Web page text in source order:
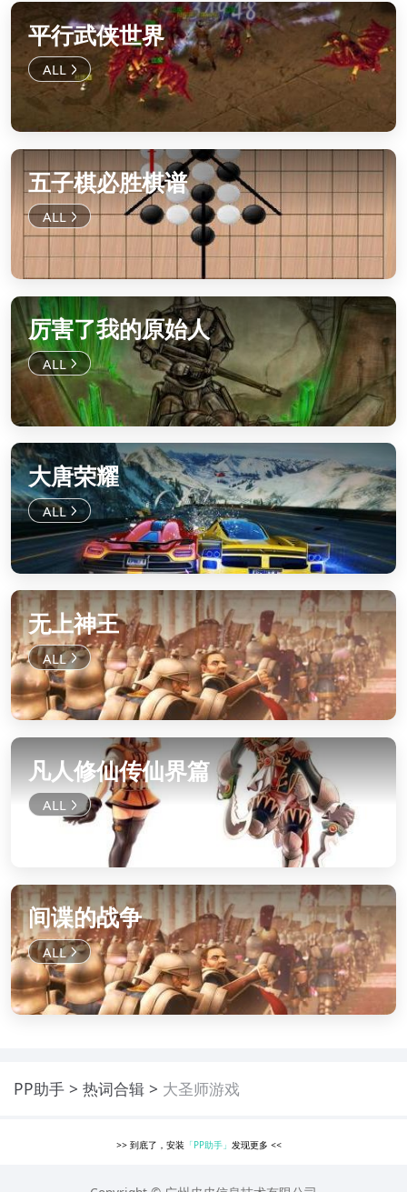
平行武侠世界
五子棋必胜棋谱
厉害了我的原始人
大唐荣耀
无上神王
凡人修仙传仙界篇
间谍的战争
PP助手 热词合辑 大圣师游戏
>> 到底了，安装 「PP助手」 发现更多<<